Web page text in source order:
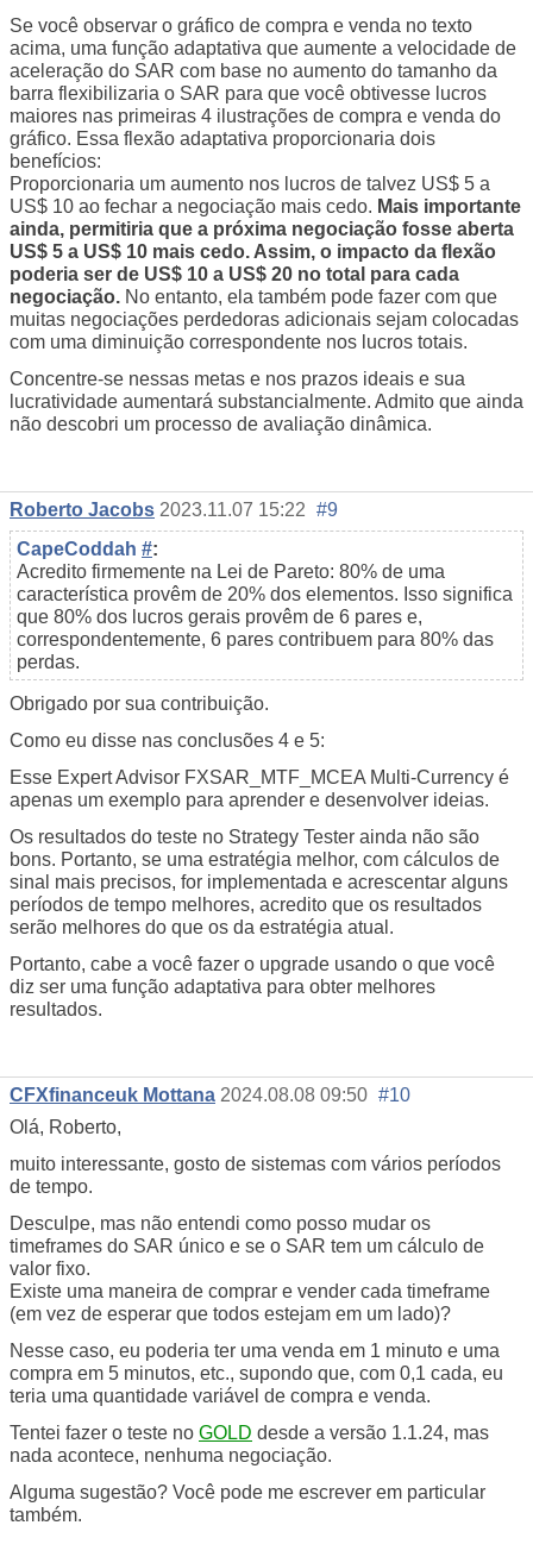
Se você observar o gráfico de compra e venda no texto
acima, uma função adaptativa que aumente a velocidade de
aceleração do SAR com base no aumento do tamanho da
barra flexibilizaria o SAR para que você obtivesse lucros
maiores nas primeiras 4 ilustrações de compra e venda do
gráfico. Essa flexão adaptativa proporcionaria dois
benefícios:
Proporcionaria um aumento nos lucros de talvez US$ 5 a
US$ 10 ao fechar a negociação mais cedo. Mais importante
ainda, permitiria que a próxima negociação fosse aberta
US$ 5 a US$ 10 mais cedo. Assim, o impacto da flexão
poderia ser de US$ 10 a US$ 20 no total para cada
negociação. No entanto, ela também pode fazer com que
muitas negociações perdedoras adicionais sejam colocadas
com uma diminuição correspondente nos lucros totais.
Concentre-se nessas metas e nos prazos ideais e sua
lucratividade aumentará substancialmente. Admito que ainda
não descobri um processo de avaliação dinâmica.
Roberto Jacobs 2023.11.07 15:22 #9
CapeCoddah #:
Acredito firmemente na Lei de Pareto: 80% de uma
característica provêm de 20% dos elementos. Isso significa
que 80% dos lucros gerais provêm de 6 pares e,
correspondentemente, 6 pares contribuem para 80% das
perdas.
Obrigado por sua contribuição.
Como eu disse nas conclusões 4 e 5:
Esse Expert Advisor FXSAR_MTF_MCEA Multi-Currency é
apenas um exemplo para aprender e desenvolver ideias.
Os resultados do teste no Strategy Tester ainda não são
bons. Portanto, se uma estratégia melhor, com cálculos de
sinal mais precisos, for implementada e acrescentar alguns
períodos de tempo melhores, acredito que os resultados
serão melhores do que os da estratégia atual.
Portanto, cabe a você fazer o upgrade usando o que você
diz ser uma função adaptativa para obter melhores
resultados.
CFXfinanceuk Mottana 2024.08.08 09:50 #10
Olá, Roberto,
muito interessante, gosto de sistemas com vários períodos
de tempo.
Desculpe, mas não entendi como posso mudar os
timeframes do SAR único e se o SAR tem um cálculo de
valor fixo.
Existe uma maneira de comprar e vender cada timeframe
(em vez de esperar que todos estejam em um lado)?
Nesse caso, eu poderia ter uma venda em 1 minuto e uma
compra em 5 minutos, etc., supondo que, com 0,1 cada, eu
teria uma quantidade variável de compra e venda.
Tentei fazer o teste no GOLD desde a versão 1.1.24, mas
nada acontece, nenhuma negociação.
Alguma sugestão? Você pode me escrever em particular
também.